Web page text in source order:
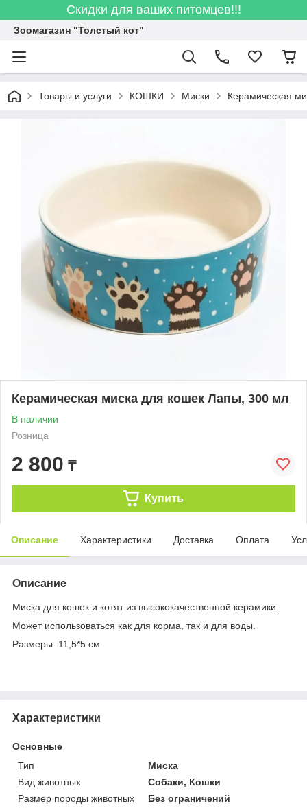
Скидки для ваших питомцев!!!
Зоомагазин "Толстый кот"
Товары и услуги КОШКИ Миски Керамическая
Керамическая миска для кошек Лапы, 300 мл
В наличии
Розница
2 800 ₸
Купить
Описание Характеристики Доставка Оплата
Описание
Миска для кошек и котят из высококачественной керамики.
Может использоваться как для корма, так и для воды.
Размеры: 11,5*5 см
Характеристики
Основные
Тип
Миска
Вид животных
Собаки, Кошки
Размер породы животных
Без ограничений